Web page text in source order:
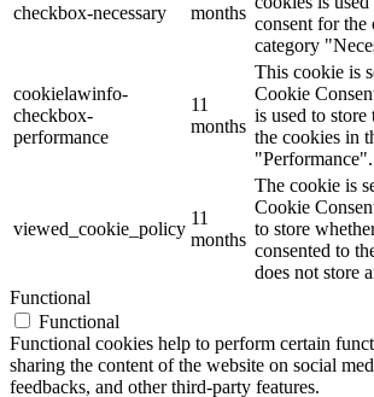
checkbox-necessary
months
consent for the
category
cookielawinfo-
checkbox-
performance
11
months
This cookie is
Cookie
is used to store
the cookies in
"Performance".
viewed_cookie_policy
11
months
The cookie is
Cookie
to store
consented to
does not store
Functional
Functional
Functional cookies help to perform certain
sharing the content of the website on social
feedbacks, and other third-party features.